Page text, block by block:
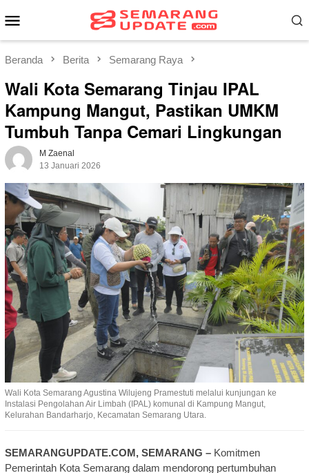
ke
Mobile
Beranda Berita Semarang Raya
Wali Kota Semarang Tinjau IPAL
Kampung Mangut, Pastikan UMKM
Tumbuh Tanpa Cemari Lingkungan
M Zaenal
13 Januari 2026
Wali Kota Semarang Agustina Wilujeng Pramestuti melalui kunjungan ke
Instalasi Pengolahan Air Limbah (IPAL) komunal di Kampung Mangut,
Kelurahan Bandarharjo, Kecamatan Semarang Utara.
SEMARANGUPDATE.COM, SEMARANG – Komitmen
Pemerintah Kota Semarang dalam mendorong pertumbuhan